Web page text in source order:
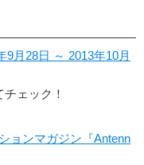
9月28日 ～ 2013年10月
ェック！
ョンマガジン『Antenn